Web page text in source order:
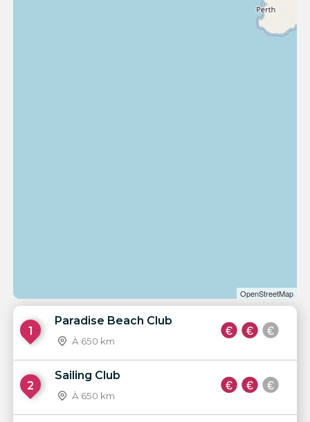
OpenStreetMap
1
Paradise Beach Club
À 650 km
2
Sailing Club
À 650 km